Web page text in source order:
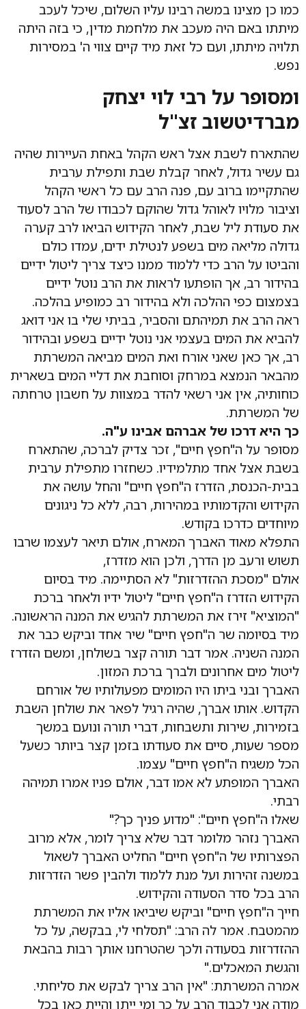
כמו כן מצינו במשה רבינו עליו השלום, שיכל לעכב
מיתתו באם היה מעכב את מלחמת מדין, כי בזה היתה
תלויה מיתתו, ועם כל זאת מיד קיים צווי ה' במסירות
נפש.
ומסופר על רבי לוי יצחק
מברדיטשוב זצ"ל
שהתארח לשבת אצל ראש הקהל באחת העיירות שהיה
גם עשיר גדול, לאחר קבלת שבת ותפילת ערבית
שהתקיימו ברוב עם, פנה הרב עם כל ראשי הקהל
וציבור מלויו לאוהל גדול שהוקם לכבודו של הרב לסעוד
את סעודת ליל שבת, לאחר הקידוש הביאו לרב קערה
גדולה מליאה מים בשפע לנטילת ידים, עמדו כולם
והביטו על הרב כדי ללמוד ממנו כיצד צריך ליטול ידיים
בהידור רב, אך הופתעו לראות את הרב נוטל ידיים
בצמצום כפי ההלכה ולא בהידור רב כמופיע בהלכה.
ראה הרב את תמיהתם והסביר, בביתי שלי בו אני דואג
להביא את המים בעצמי אני נוטל ידיים בשפע ובהידור
רב, אך כאן שאני אורח ואת המים מביאה המשרתת
מהבאר הנמצא במרחק וסוחבת את דליי המים בשארית
כוחותיה, אין אני רשאי להדר במצוות על חשבון טרחתה
של המשרתת.
כך היא דרכו של אברהם אבינו ע"ה.
מסופר על ה"חפץ חיים", זכר צדיק לברכה, שהתארח
בשבת אצל אחד מתלמידיו. כשחזרו מתפילת ערבית
בבית-הכנסת, הזדרז ה"חפץ חיים" והחל עושה את
הקידוש והקדמותיו במהירות, רבה, ללא כל ניגונים
מיוחדים כדרכו בקודש.
התפלא מאוד האברך המארח, אולם תיאר לעצמו שרבו
תשוש ורעב מן הדרך, ולכן הוא מזדרז,
אולם "מסכת ההזדרזות" לא הסתיימה. מיד בסיום
הקידוש הזדרז ה"חפץ חיים" ליטול ידיו ולאחר ברכת
"המוציא" זירז את המשרתת להגיש את המנה הראשונה.
מיד בסיומה שר ה"חפץ חיים" שיר אחד וביקש כבר את
המנה השניה. אמר דבר תורה קצר בשולחן, ומשם הזדרז
ליטול מים אחרונים ולברך ברכת המזון.
האברך ובני ביתו היו המומים מפעולותיו של אורחם
הקדוש. אותו אברך, שהיה רגיל לפאר את שולחן השבת
בזמירות, שירות ותשבחות, דברי תורה ונועם במשך
מספר שעות, סיים את סעודתו בזמן קצר ביותר כשעל
הכל משגיח ה"חפץ חיים" עצמו.
האברך המופתע לא אמו דבר, אולם פניו אמרו תמיהה
רבתי.
שאלו ה"חפץ חיים": "מדוע פניך כך?"
האברך נזהר מלומר דבר שלא צריך לומר, אלא מרוב
הפצרותיו של ה"חפץ חיים" החליט האברך לשאול
במשנה זהירות ועל מנת ללמוד ולהבין פשר הזדרזות
הרב בכל סדר הסעודה והקידוש.
חייך ה"חפץ חיים" וביקש שיביאו אליו את המשרתת
מהמטבח. אמר לה הרב: "תסלחי לי, בבקשה, על כל
ההזדרזות בסעודה ולכך שהטרחנו אותך רבות בהבאת
והגשת המאכלים."
אמרה המשרתת: "אין הרב צריך לבקש את סליחתי.
מודה אני לכבוד הרב על כך ומי ייתן והיית כאן בכל